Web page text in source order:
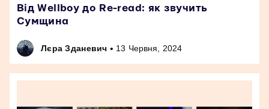
Від Wellboy до Re-read: як звучить
Сумщина
Лєра Зданевич • 13 Червня, 2024